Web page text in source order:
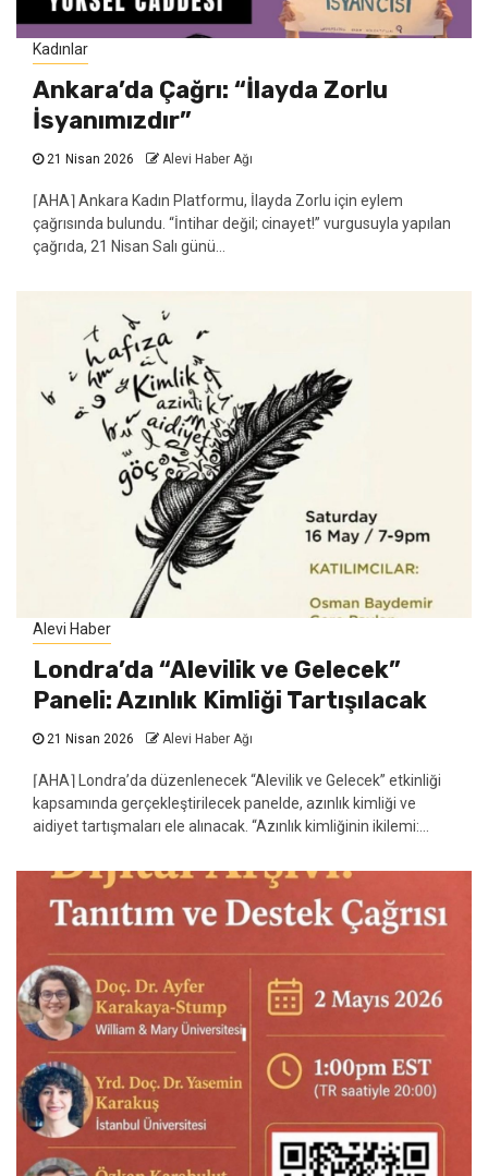
Kadınlar
Ankara’da Çağrı: “İlayda Zorlu
İsyanımızdır”
21 Nisan 2026 Alevi Haber Ağı
⌈AHA⌉ Ankara Kadın Platformu, İlayda Zorlu için eylem
çağrısında bulundu. “İntihar değil; cinayet!” vurgusuyla yapılan
çağrıda, 21 Nisan Salı günü...
Alevi Haber
Londra’da “Alevilik ve Gelecek”
Paneli: Azınlık Kimliği Tartışılacak
21 Nisan 2026 Alevi Haber Ağı
⌈AHA⌉ Londra’da düzenlenecek “Alevilik ve Gelecek” etkinliği
kapsamında gerçekleştirilecek panelde, azınlık kimliği ve
aidiyet tartışmaları ele alınacak. “Azınlık kimliğinin ikilemi:...